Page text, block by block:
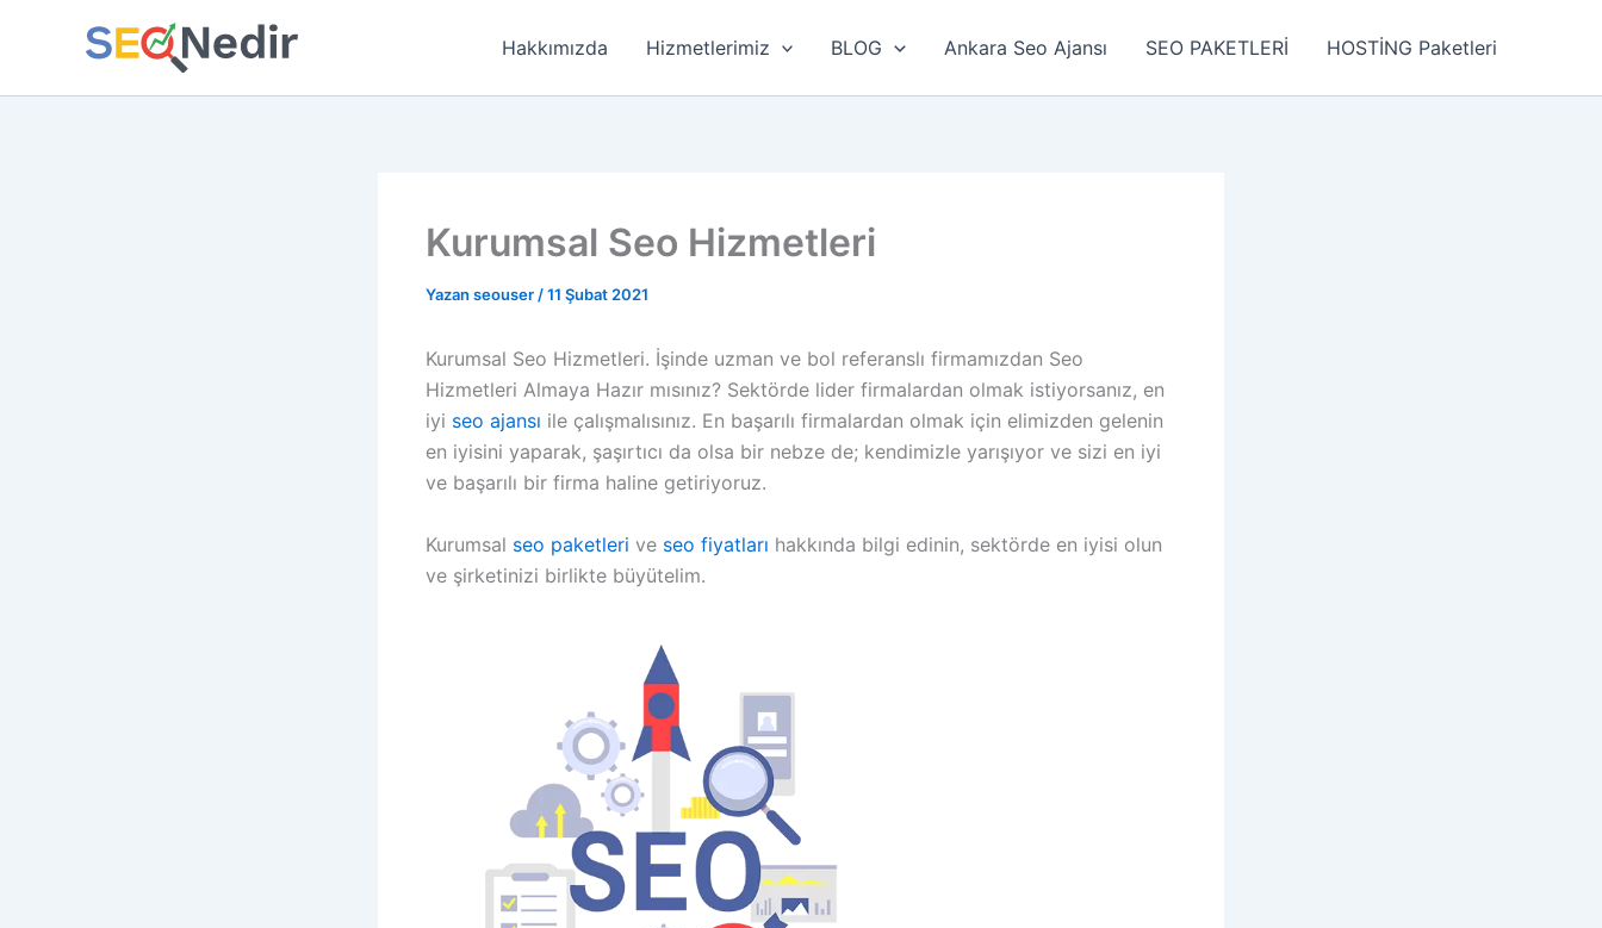
Hakkımızda Hizmetlerimiz BLOG Ankara Seo Ajansı SEO PAKETLERİ HOSTİNG Paketleri
Kurumsal Seo Hizmetleri
Yazan seouser /11 Şubat 2021
Kurumsal Seo Hizmetleri. İşinde uzman ve bol referanslı firmamızdan Seo
Hizmetleri Almaya Hazır mısınız? Sektörde lider firmalardan olmak istiyorsanız, en
iyi seo ajansı ile çalışmalısınız. En başarılı firmalardan olmak için elimizden gelenin
en iyisini yaparak, şaşırtıcı da olsa bir nebze de; kendimizle yarışıyor ve sizi en iyi
ve başarılı bir firma haline getiriyoruz.
Kurumsal seo paketleri ve seo fiyatları hakkında bilgi edinin, sektörde en iyisi olun
ve şirketinizi birlikte büyütelim.